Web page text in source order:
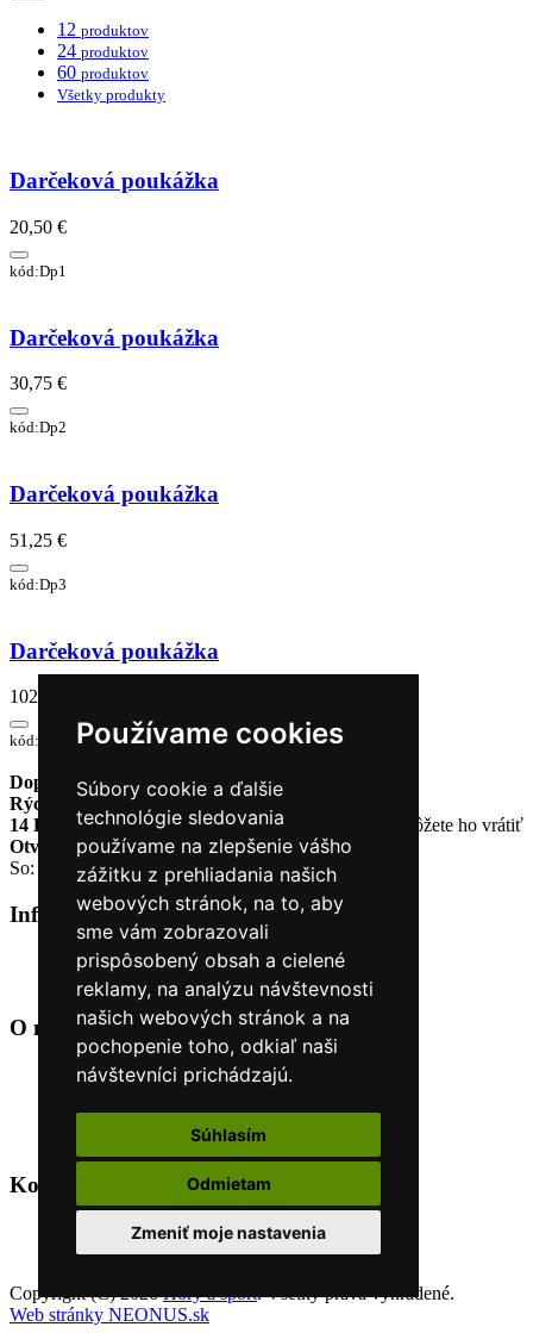
Používame cookies
Súbory cookie a ďalšie
technológie sledovania
používame na zlepšenie vášho
zážitku z prehliadania našich
webových stránok, na to, aby
sme vám zobrazovali
prispôsobený obsah a cielené
reklamy, na analýzu návštevnosti
našich webových stránok a na
pochopenie toho, odkiaľ naši
návštevníci prichádzajú.
Súhlasím
Odmietam
Zmeniť moje nastavenia
12 produktov
24 produktov
60 produktov
Všetky produkty
Darčeková poukážka
20,50 €
kód:Dp1
Darčeková poukážka
30,75 €
kód:Dp2
Darčeková poukážka
51,25 €
kód:Dp3
Darčeková poukážka
102,50 €
kód:Dp4
Doprava zadarmo pri objednávke nad 230€
Rýchle dodanieTovar Vám odošleme do 24 hodín
14 Dní na vrátenie tovaruAk Vám tovar nesadne, môžete ho vrátiť
Otvorené celý týždeň Po - pia: 8:30 - 16:30
So: 9:00 - 12:00
Informácie+
O nás
Kontakt
O nás +
Úvod
Nákup na splátky cez Quatro
Odstúpiť od zmluvy TU
Kontakt
+421 915 44 15 99
eshop@horyasport.sk
Copyright (C) 2026Hory a šport. Všetky práva vyhradené.
Web stránky NEONUS.sk